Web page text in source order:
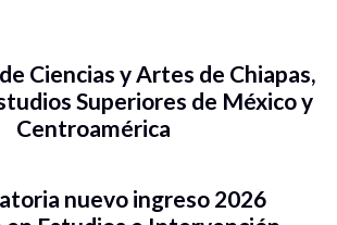
Ciencias y Artes de Chiapas,
Superiores de México y
Centroamérica
nuevo ingreso 2026